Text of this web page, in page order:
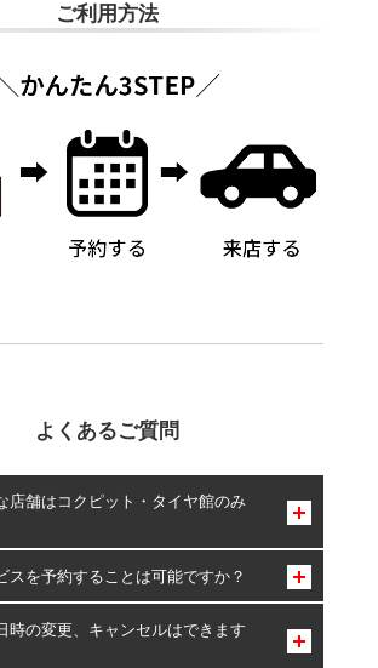
ご利用方法
よくあるご質問
店舗はコクピット・タイヤ館のみ
・タイヤ館のみとなります。
スを予約することは可能ですか？
スのご予約は可能です。
ービスの組み合わせに限り、同時にご予約が
時の変更、キャンセルはできます